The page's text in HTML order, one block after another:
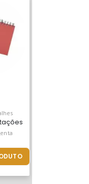
25 Folhas E
Capa Dura Em